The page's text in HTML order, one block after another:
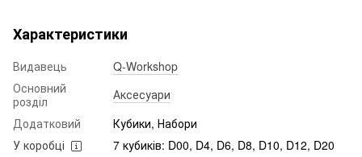
Характеристики
Видавець
Q-Workshop
Основний
розділ
Аксесуари
Додатковий
Кубики, Набори
У коробці
7 кубиків: D00, D4, D6, D8, D10, D12, D20